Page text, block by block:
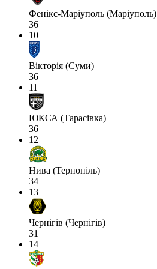
Фенікс-Маріуполь (Маріуполь)
36
10
Вікторія (Суми)
36
11
ЮКСА (Тарасівка)
36
12
Нива (Тернопіль)
34
13
Чернігів (Чернігів)
31
14